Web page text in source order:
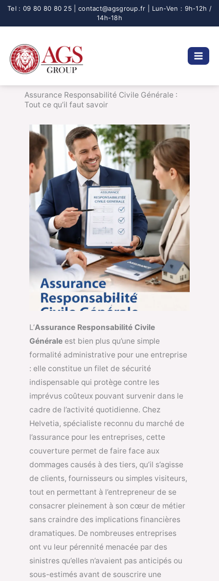
Aller
Assurance Responsabilité Civile Générale :
Tout ce qu’il faut savoir
L’Assurance Responsabilité Civile
Générale est bien plus qu’une simple
formalité administrative pour une entreprise
: elle constitue un filet de sécurité
indispensable qui protège contre les
imprévus coûteux pouvant survenir dans le
cadre de l’activité quotidienne. Chez
Helvetia, spécialiste reconnu du marché de
l’assurance pour les entreprises, cette
couverture permet de faire face aux
dommages causés à des tiers, qu’il s’agisse
de clients, fournisseurs ou simples visiteurs,
tout en permettant à l’entrepreneur de se
consacrer pleinement à son cœur de métier
sans craindre des implications financières
dramatiques. De nombreuses entreprises
ont vu leur pérennité menacée par des
sinistres qu’elles n’avaient pas anticipés ou
sous-estimés avant de souscrire une